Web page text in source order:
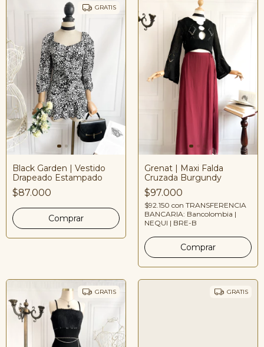
GRATIS
Black Garden | Vestido
Drapeado Estampado
$87.000
Grenat | Maxi Falda
Cruzada Burgundy
$97.000
$92.150 con TRANSFERENCIA
BANCARIA: Bancolombia |
NEQUI | BRE-B
GRATIS GRATIS